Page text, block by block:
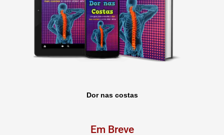
Dor nas costas
Em Breve